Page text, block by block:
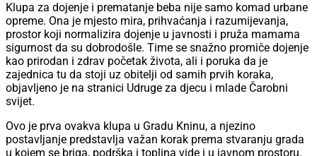
Klupa za dojenje i prematanje beba nije samo komad urbane
opreme. Ona je mjesto mira, prihvaćanja i razumijevanja,
prostor koji normalizira dojenje u javnosti i pruža mamama
sigurnost da su dobrodošle. Time se snažno promiče dojenje
kao prirodan i zdrav početak života, ali i poruka da je
zajednica tu da stoji uz obitelji od samih prvih koraka,
objavljeno je na stranici Udruge za djecu i mlade Čarobni
svijet.
Ovo je prva ovakva klupa u Gradu Kninu, a njezino
postavljanje predstavlja važan korak prema stvaranju grada
u kojem se briga, podrška i toplina vide i u javnom prostoru.